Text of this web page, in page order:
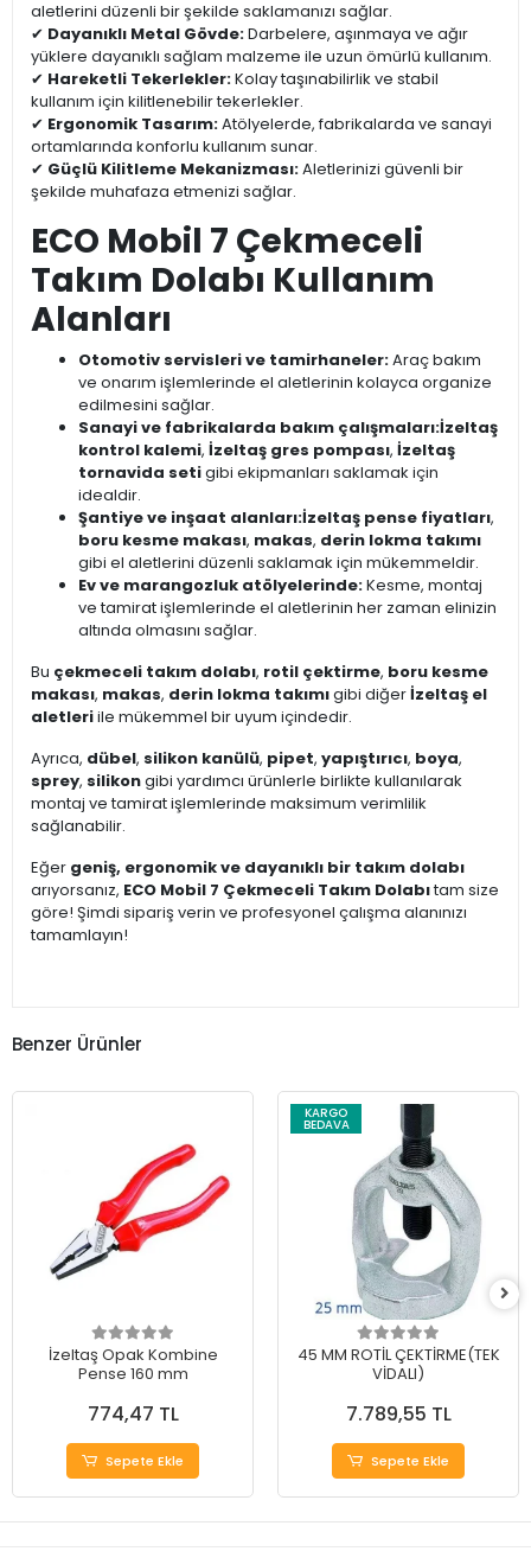
aletlerini düzenli bir şekilde saklamanızı sağlar.
✔ Dayanıklı Metal Gövde:Darbelere, aşınmaya ve ağır
yüklere dayanıklı sağlam malzeme ile uzun ömürlü kullanım.
✔ Hareketli Tekerlekler:Kolay taşınabilirlik ve stabil
kullanım için kilitlenebilir tekerlekler.
✔ Ergonomik Tasarım:Atölyelerde, fabrikalarda ve sanayi
ortamlarında konforlu kullanım sunar.
✔ Güçlü Kilitleme Mekanizması:Aletlerinizi güvenli bir
şekilde muhafaza etmenizi sağlar.
ECO Mobil 7 Çekmeceli
Takım Dolabı Kullanım
Alanları
Otomotiv servisleri ve tamirhaneler:Araç bakım
ve onarım işlemlerinde el aletlerinin kolayca organize
edilmesini sağlar.
Sanayi ve fabrikalarda bakım çalışmaları:İzeltaş
kontrol kalemi, İzeltaş gres pompası, İzeltaş
tornavida setigibi ekipmanları saklamak için
idealdir.
Şantiye ve inşaat alanları:İzeltaş pense fiyatları,
boru kesme makası, makas, derin lokma takımı
gibi el aletlerini düzenli saklamak için mükemmeldir.
Ev ve marangozluk atölyelerinde:Kesme, montaj
ve tamirat işlemlerinde el aletlerinin her zaman elinizin
altında olmasını sağlar.
Bu çekmeceli takım dolabı, rotil çektirme, boru kesme
makası, makas, derin lokma takımıgibi diğerİzeltaş el
aletleriile mükemmel bir uyum içindedir.
Ayrıca, dübel, silikon kanülü, pipet, yapıştırıcı, boya,
sprey, silikongibi yardımcı ürünlerle birlikte kullanılarak
montaj ve tamirat işlemlerinde maksimum verimlilik
sağlanabilir.
Eğer geniş, ergonomik ve dayanıklı bir takım dolabı
arıyorsanız, ECO Mobil 7 Çekmeceli Takım Dolabıtam size
göre! Şimdi sipariş verin ve profesyonel çalışma alanınızı
tamamlayın!
Benzer Ürünler
İzeltaş Opak Kombine
Pense 160 mm
774,47 TL
Sepete Ekle
KARGO
BEDAVA
45 MM ROTİL ÇEKTİRME(TEK
VİDALI)
7.789,55 TL
Sepete Ekle